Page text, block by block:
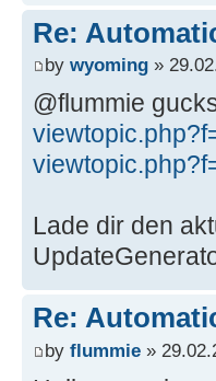
Re:
by wyoming »
@flummie
Lade dir den
Re:
by flummie »